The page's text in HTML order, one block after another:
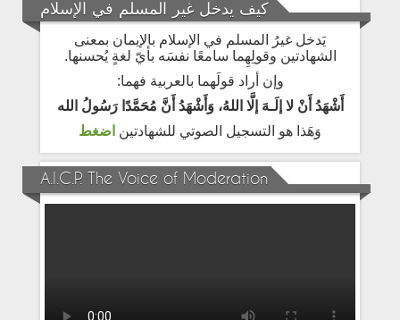
كيف يدخل غير المسلم في الإسلام
يَدخل غيرُ المسلم في الإسلام بالإيمان بمعنى
الشهادتين وقولِهِما سامعًا نفسَه بأيّ لغةٍ يُحسنها.
وإن أراد قولَهما بالعربية فهما:
أَشْهَدُ أَنْ لا إلَـهَ إلَّا اللهُ، وَأَشْهَدُ أَنَّ مُحَمَّدًا رَسُولُ الله
وَهَذا هو التسجيل الصوتي للشهادتين اضغط
A.I.C.P. The Voice of Moderation